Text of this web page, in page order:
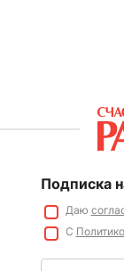
Подписка
Даю
С